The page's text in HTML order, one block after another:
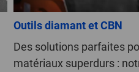
Outils diamant et CBN
Des solutions parfaites
matériaux superdurs :